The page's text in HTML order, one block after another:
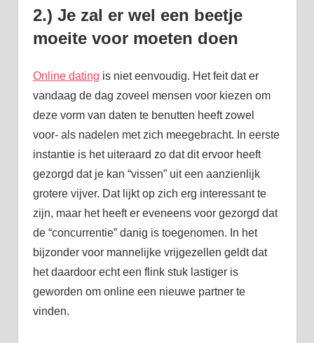
2.) Je zal er wel een beetje
moeite voor moeten doen
Online dating is niet eenvoudig. Het feit dat er
vandaag de dag zoveel mensen voor kiezen om
deze vorm van daten te benutten heeft zowel
voor- als nadelen met zich meegebracht. In eerste
instantie is het uiteraard zo dat dit ervoor heeft
gezorgd dat je kan “vissen” uit een aanzienlijk
grotere vijver. Dat lijkt op zich erg interessant te
zijn, maar het heeft er eveneens voor gezorgd dat
de “concurrentie” danig is toegenomen. In het
bijzonder voor mannelijke vrijgezellen geldt dat
het daardoor echt een flink stuk lastiger is
geworden om online een nieuwe partner te
vinden.